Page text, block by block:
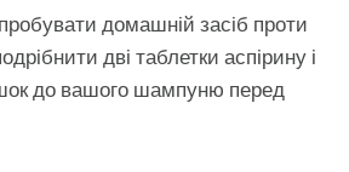
домашній засіб проти
дві таблетки аспірину і
до вашого шампуню перед